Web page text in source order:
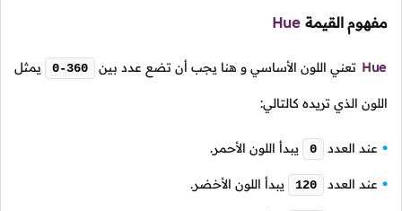
مفهوم القيمة Hue
Hue تعني اللون الأساسي و هنا يجب أن تضع عدد بين 0-360 يمثل
اللون الذي تريده كالتالي:
عند العدد 0 يبدأ اللون الأحمر.
عند العدد 120 يبدأ اللون الأخضر.